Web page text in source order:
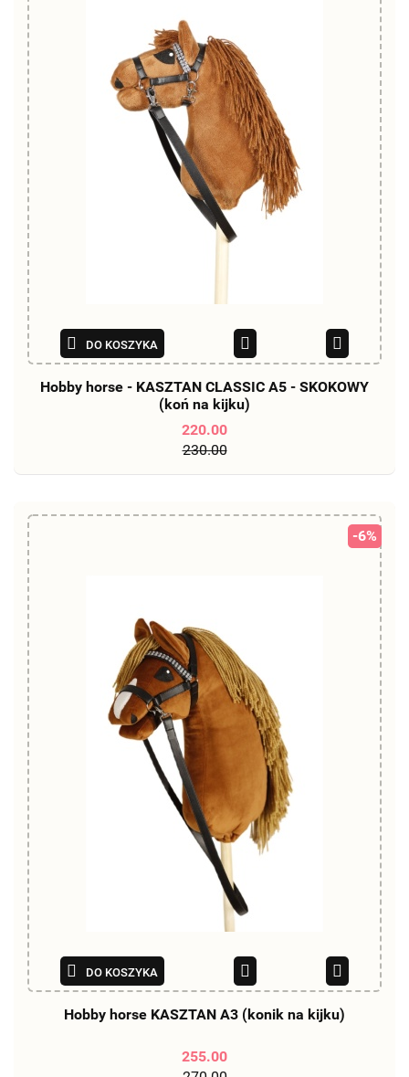
DO KOSZYKA
Hobby horse - KASZTAN CLASSIC A5 - SKOKOWY
(koń na kijku)
220.00
230.00
DO KOSZYKA
Hobby horse KASZTAN A3 (konik na kijku)
255.00
-6%